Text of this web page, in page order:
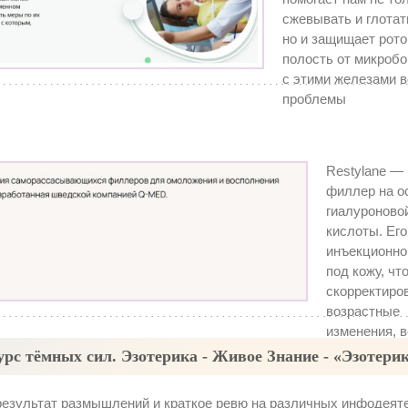
сжевывать и
но и защищает
полость от
с этими железами
проблемы
Restylane —
филлер на
кислоты. Его
под кожу,
возрастные
изменения,
лицу объем
тёмных сил. Эзотерика - Живое Знание -
размышлений и краткое ревю на различных